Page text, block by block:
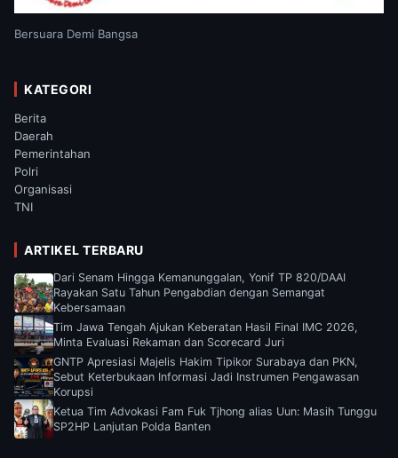
Bersuara Demi Bangsa
KATEGORI
Berita
Daerah
Pemerintahan
Polri
Organisasi
TNI
ARTIKEL TERBARU
Dari Senam Hingga Kemanunggalan, Yonif TP 820/DAAI
Rayakan Satu Tahun Pengabdian dengan Semangat
Kebersamaan
Tim Jawa Tengah Ajukan Keberatan Hasil Final IMC 2026,
Minta Evaluasi Rekaman dan Scorecard Juri
GNTP Apresiasi Majelis Hakim Tipikor Surabaya dan PKN,
Sebut Keterbukaan Informasi Jadi Instrumen Pengawasan
Korupsi
Ketua Tim Advokasi Fam Fuk Tjhong alias Uun: Masih Tunggu
SP2HP Lanjutan Polda Banten